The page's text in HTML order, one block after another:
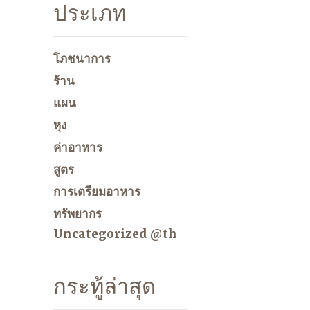
ประเภท
โภชนาการ
ร้าน
แผน
หุง
ค่าอาหาร
สูตร
การเตรียมอาหาร
ทรัพยากร
Uncategorized @th
กระทู้ล่าสุด